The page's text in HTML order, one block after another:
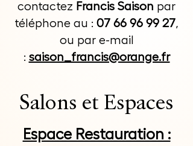
contactez Francis Saison par
téléphone au : 07 66 96 99 27,
ou par e-mail
: saison_francis@orange.fr
Salons et Espaces
Espace Restauration :